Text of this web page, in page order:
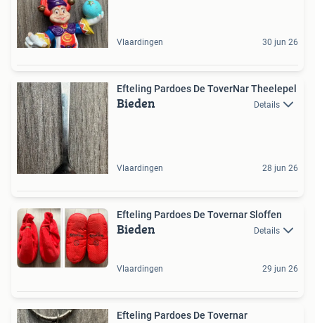
Vlaardingen 30 jun 26
Efteling Pardoes De ToverNar Theelepel
Bieden Details
Vlaardingen 28 jun 26
Efteling Pardoes De Tovernar Sloffen
Bieden Details
Vlaardingen 29 jun 26
Efteling Pardoes De Tovernar